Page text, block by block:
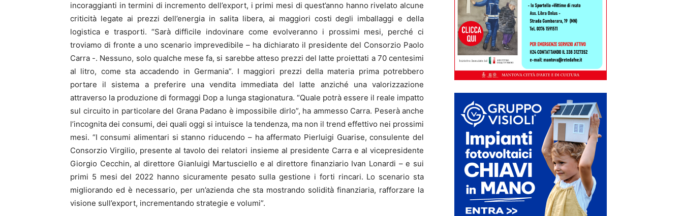
incoraggianti in termini di incremento dell’export, i primi mesi di quest’anno hanno rivelato alcune
criticità legate ai prezzi dell’energia in salita libera, ai maggiori costi degli imballaggi e della
logistica e trasporti. “Sarà difficile indovinare come evolveranno i prossimi mesi, perché ci
troviamo di fronte a uno scenario imprevedibile – ha dichiarato il presidente del Consorzio Paolo
Carra -. Nessuno, solo qualche mese fa, si sarebbe atteso prezzi del latte proiettati a 70 centesimi
al litro, come sta accadendo in Germania”. I maggiori prezzi della materia prima potrebbero
portare il sistema a preferire una vendita immediata del latte anziché una valorizzazione
attraverso la produzione di formaggi Dop a lunga stagionatura. “Quale potrà essere il reale impatto
sul circuito in particolare del Grana Padano è impossibile dirlo”, ha ammesso Carra. Peserà anche
l’incognita dei consumi, dei quali oggi si intuisce la tendenza, ma non il trend effettivo nei prossimi
mesi. “I consumi alimentari si stanno riducendo – ha affermato Pierluigi Guarise, consulente del
Consorzio Virgilio, presente al tavolo dei relatori insieme al presidente Carra e al vicepresidente
Giorgio Cecchin, al direttore Gianluigi Martusciello e al direttore finanziario Ivan Lonardi – e sui
primi 5 mesi del 2022 hanno sicuramente pesato sulla gestione i forti rincari. Lo scenario sta
migliorando ed è necessario, per un’azienda che sta mostrando solidità finanziaria, rafforzare la
visione sull’export, incrementando strategie e volumi”.